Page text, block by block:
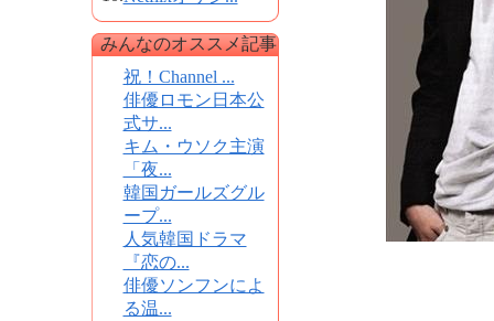
みんなのオススメ記事
祝！Channel ...
俳優ロモン日本公
式サ...
キム・ウソク主演
「夜...
韓国ガールズグル
ープ...
人気韓国ドラマ
『恋の...
俳優ソンフンによ
る温...